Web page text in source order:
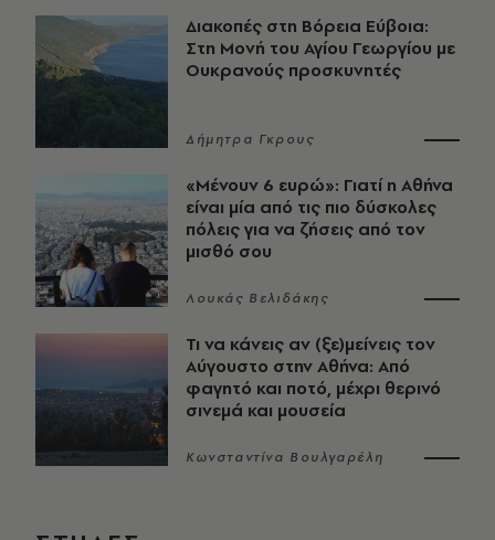
Διακοπές στη Βόρεια Εύβοια:
Στη Μονή του Αγίου Γεωργίου με
Ουκρανούς προσκυνητές
Δήμητρα Γκρους
«Μένουν 6 ευρώ»: Γιατί η Αθήνα
είναι μία από τις πιο δύσκολες
πόλεις για να ζήσεις από τον
μισθό σου
Λουκάς Βελιδάκης
Τι να κάνεις αν (ξε)μείνεις τον
Αύγουστο στην Αθήνα: Από
φαγητό και ποτό, μέχρι θερινό
σινεμά και μουσεία
Κωνσταντίνα Βουλγαρέλη